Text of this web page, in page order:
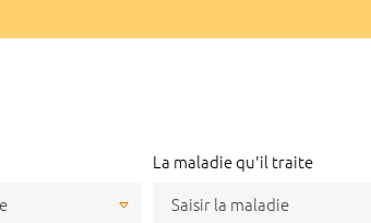
La maladie qu'il traite